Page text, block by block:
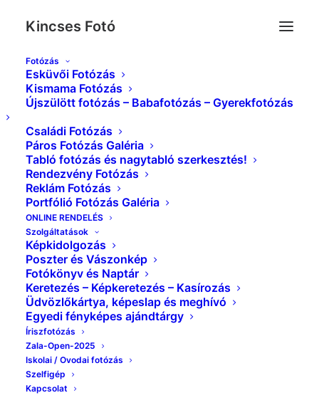
Kincses Fotó
Fotózás
Esküvői Fotózás
Kismama Fotózás
Újszülött fotózás – Babafotózás – Gyerekfotózás
Családi Fotózás
Páros Fotózás Galéria
Tabló fotózás és nagytabló szerkesztés!
Rendezvény Fotózás
Reklám Fotózás
Portfólió Fotózás Galéria
ONLINE RENDELÉS
Szolgáltatások
Képkidolgozás
Poszter és Vászonkép
Fotókönyv és Naptár
Keretezés – Képkeretezés – Kasírozás
Üdvözlőkártya, képeslap és meghívó
Egyedi fényképes ajándtárgy
Íriszfotózás
Zala-Open-2025
Iskolai / Ovodai fotózás
Szelfigép
Kapcsolat
Esküvő_Kincses_Foto_0039
Kezdőlap Index Esküvő_Kincses_Foto_0039